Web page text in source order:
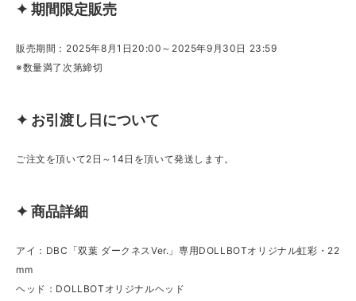
✦ 期間限定販売
販売期間：2025年8月1日20:00～2025年9月30日 23:59
※数量満了次第締切
✦ お引渡し日について
ご注文を頂いて2日～14日を頂いて発送します。
✦ 商品詳細
アイ：DBC「双葉 ダークネスVer.」専用DOLLBOTオリジナル虹彩・22
mm
ヘッド：DOLLBOTオリジナルヘッド